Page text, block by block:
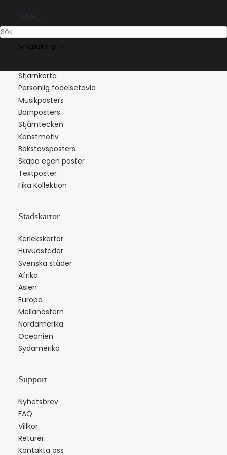
Varukorg
Populära kategorier
Stjärnkarta
Personlig födelsetavla
Musikposters
Barnposters
Stjärntecken
Konstmotiv
Bokstavsposters
Skapa egen poster
Textposter
Fika Kollektion
Stadskartor
Kärlekskartor
Huvudstäder
Svenska städer
Afrika
Asien
Europa
Mellanöstern
Nordamerika
Oceanien
Sydamerika
Support
Nyhetsbrev
FAQ
Villkor
Returer
Kontakta oss